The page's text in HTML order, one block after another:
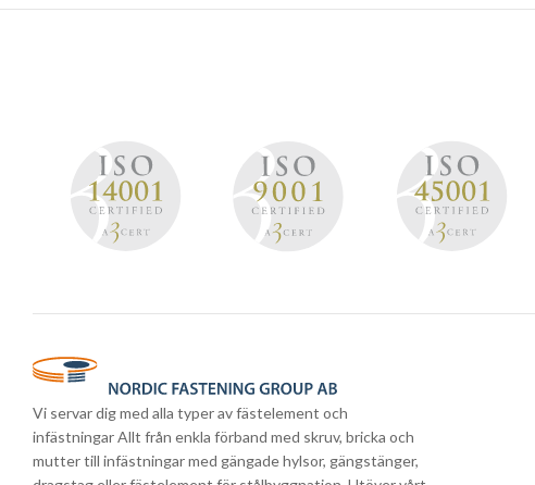
Vi servar dig med alla typer av fästelement och
infästningar Allt från enkla förband med skruv, bricka och
mutter till infästningar med gängade hylsor, gängstänger,